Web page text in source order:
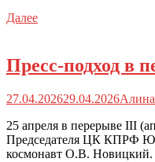
Далее
Пресс-подход в
27.04.202629.04.2026
25 апреля в перерыве III
Председателя ЦК КПРФ
космонавт О.В.